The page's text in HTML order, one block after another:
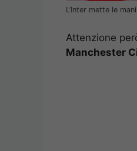
L’Inter mette le
Attenzione
Manchester